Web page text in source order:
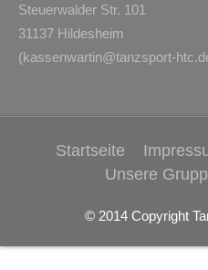
Steuerwalder Str. 101
31137 Hildesheim
(kassenwartin@tanzsport-
Startseite
Unsere
© 2014 Copyright